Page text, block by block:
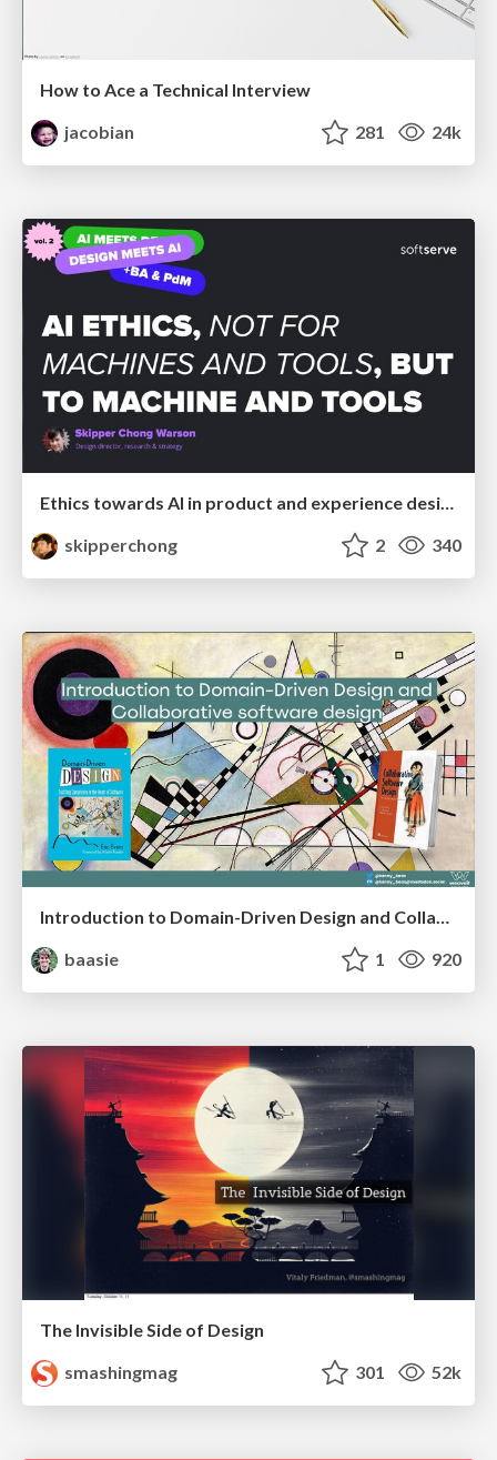
How to Ace a Technical Interview
jacobian
281 24k
Ethics towards AI in product and experience design
skipperchong
2 340
Introduction to Domain-Driven Design and Collaborative software design
baasie
1 920
The Invisible Side of Design
smashingmag
301 52k